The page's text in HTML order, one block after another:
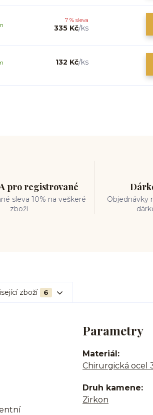
7 % sleva
335 Kč/ks
132 Kč/ks
pro registrované
sleva 10% na veškeré
zboží
Objednávky
zboží 6
Parametry
Materiál
Chirurgická ocel
Druh kamene
Zirkon